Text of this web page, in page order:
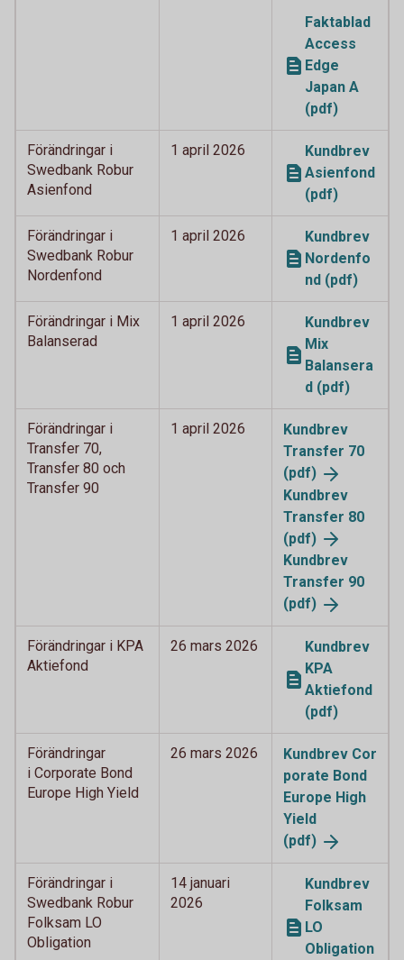
Faktablad
Access
Edge
Japan A
(pdf)
Förändringar i
Swedbank Robur
Asienfond
1 april 2026
Kundbrev
Asienfond
(pdf)
Förändringar i
Swedbank Robur
Nordenfond
1 april 2026
Kundbrev
Nordenfo
nd (pdf)
Förändringar i Mix
Balanserad
1 april 2026
Kundbrev
Mix
Balansera
d (pdf)
Förändringar i
Transfer 70,
Transfer 80 och
Transfer 90
1 april 2026
Kundbrev
Transfer 70
(pdf)
Kundbrev
Transfer 80
(pdf)
Kundbrev
Transfer 90
(pdf)
Förändringar i KPA
Aktiefond
26 mars 2026
Kundbrev
KPA
Aktiefond
(pdf)
Förändringar
i Corporate Bond
Europe High Yield
26 mars 2026
Kundbrev Cor
porate Bond
Europe High
Yield
(pdf)
Förändringar i
Swedbank Robur
Folksam LO
Obligation
14 januari
2026
Kundbrev
Folksam
LO
Obligation